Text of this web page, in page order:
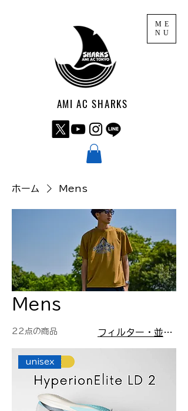
ME
NU
AMI AC SHARKS
ホーム Mens
Mens
22点の商品 フィルター・並び替え
unisex